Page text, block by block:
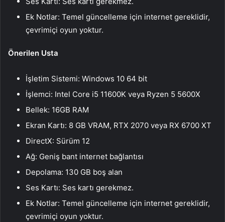
Ek Notlar: Temel güncelleme için internet gereklidir,
çevrimiçi oyun yoktur.
Önerilen Usta
İşletim Sistemi: Windows 10 64 bit
İşlemci: Intel Core i5 11600K veya Ryzen 5 5600X
Bellek: 16GB RAM
Ekran Kartı: 8 GB VRAM, RTX 2070 veya RX 6700 XT
DirectX: Sürüm 12
Ağ: Geniş bant internet bağlantısı
Depolama: 130 GB boş alan
Ses Kartı: Ses kartı gerekmez.
Ek Notlar: Temel güncelleme için internet gereklidir,
çevrimiçi oyun yoktur.